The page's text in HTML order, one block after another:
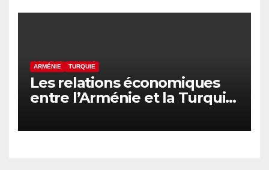
ARMÉNIE TURQUIE
Les relations économiques
entre l’Arménie et la Turquie